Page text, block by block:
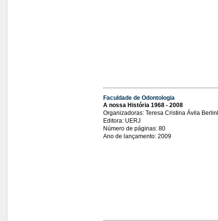
Faculdade de Odontologia
A nossa História 1968 - 2008
Organizadoras: Teresa Cristina Ávila
Editora: UERJ
Número de páginas: 80
Ano de lançamento: 2009